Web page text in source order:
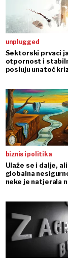
unplugged
Sektorski prvaci
otpornost i
posluju unatoč
biznis i politika
Ulaže se i dalje, ali
globalna
neke je natjerala